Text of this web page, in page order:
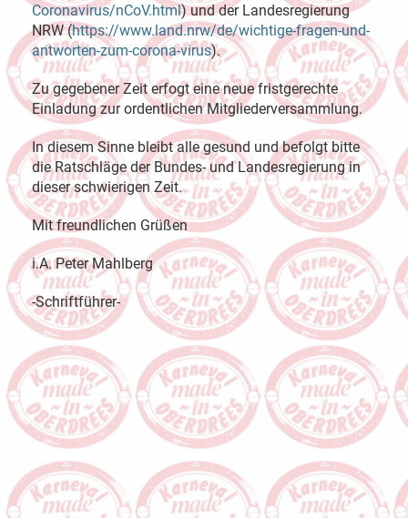
Coronavirus/nCoV.html) und der Landesregierung
NRW (https://www.land.nrw/de/wichtige-fragen-und-
antworten-zum-corona-virus).
Zu gegebener Zeit erfogt eine neue fristgerechte
Einladung zur ordentlichen Mitgliederversammlung.
In diesem Sinne bleibt alle gesund und befolgt bitte
die Ratschläge der Bundes- und Landesregierung in
dieser schwierigen Zeit.
Mit freundlichen Grüßen
i.A. Peter Mahlberg
-Schriftführer-